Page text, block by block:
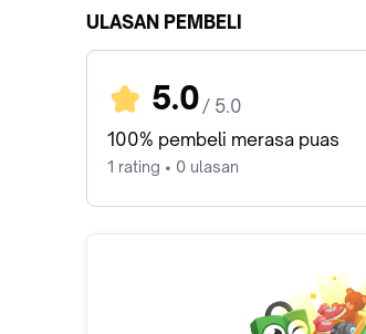
ULASAN PEMBELI
5.0 / 5.0
100% pembeli merasa puas
1 rating • 0 ulasan